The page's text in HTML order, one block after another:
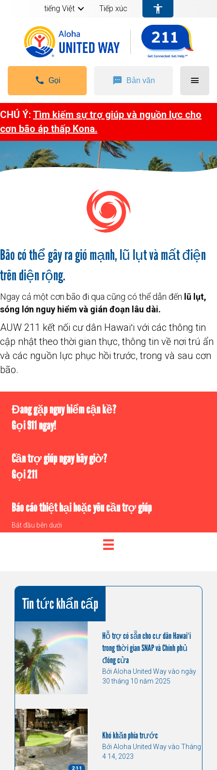
tiếng Việt Tiếp xúc
Gọi Bản văn
CHÚ Ý: Tìm kiếm sự trợ giúp và nguồn lực cho
cơn bão áp thấp Kona.
Bão có thể gây ra gió mạnh, lũ lụt và mất điện
trên diện rộng.
Ngay cả một cơn bão đi qua cũng có thể dẫn đến lũ lụt,
sóng lớn nguy hiểm và gián đoạn lâu dài.
AUW 211 kết nối cư dân Hawaiʻi với các thông tin
cập nhật theo thời gian thực, thông tin về nơi trú ẩn
và các nguồn lực phục hồi trước, trong và sau cơn
bão.
Đang gặp nguy hiểm cận kề?
Gọi 911 ngay!
Cần trợ giúp ngay bây giờ?
Gọi 211
Báo cáo thiệt hại hoặc yêu cầu trợ giúp
Bắt đầu bên dưới
Tin tức khẩn cấp
Hỗ trợ có sẵn cho cư dân Hawaiʻi
trong thời gian SNAP và Chính phủ
đóng cửa
Bởi Aloha United Way vào ngày
30 tháng 10 năm 2025
Khó khăn phía trước
Bởi Aloha United Way vào Tháng
4 14, 2023